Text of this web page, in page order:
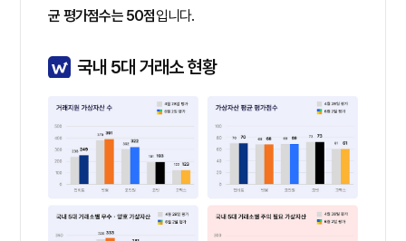
균 평가점수는 50점입니다.
국내 5대 거래소 현황